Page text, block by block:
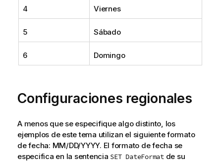
4 Viernes
5 Sábado
6 Domingo
Configuraciones regionales
A menos que se especifique algo distinto, los
ejemplos de este tema utilizan el siguiente formato
de fecha: MM/DD/YYYY. El formato de fecha se
especifica en la sentencia SET DateFormatde su